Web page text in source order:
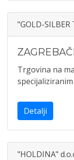
"GOLD-SILBER
Trgovina na
Detalji
"HOLDINA"